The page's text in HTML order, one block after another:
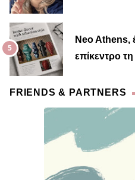
Neo Athens,
επίκεντρο
FRIENDS & PARTNERS